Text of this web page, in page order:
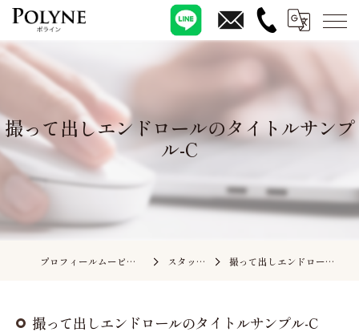
撮って出しエンドロールのタイトルサンプ
ル-C
プロフィールムービーの依頼ならポライン スタッフブログ 撮って出しエンドロールのタイトルサンプル-C
撮って出しエンドロールのタイトルサンプル-C